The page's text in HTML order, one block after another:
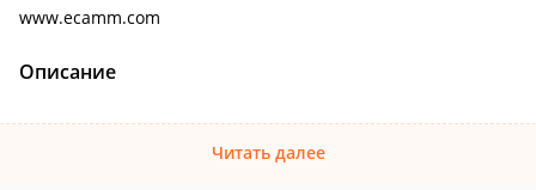
www.ecamm.com
Описание
Читать далее